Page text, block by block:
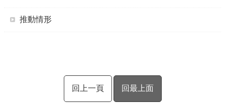
推動情形
回上一頁 回最上面